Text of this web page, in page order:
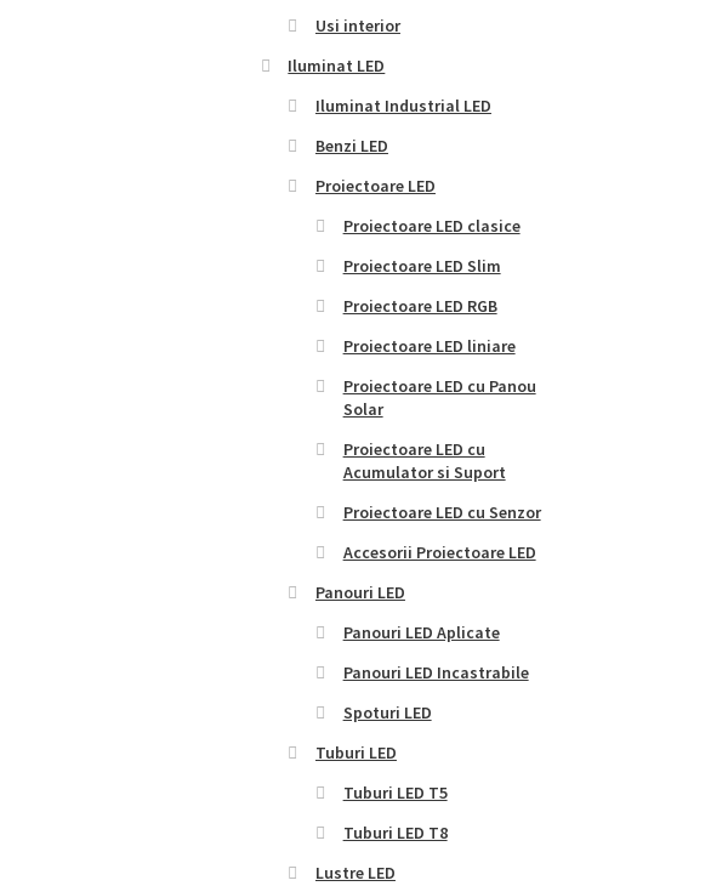
Usi interior
Iluminat LED
Iluminat Industrial LED
Benzi LED
Proiectoare LED
Proiectoare LED clasice
Proiectoare LED Slim
Proiectoare LED RGB
Proiectoare LED liniare
Proiectoare LED cu Panou
Solar
Proiectoare LED cu
Acumulator si Suport
Proiectoare LED cu Senzor
Accesorii Proiectoare LED
Panouri LED
Panouri LED Aplicate
Panouri LED Incastrabile
Spoturi LED
Tuburi LED
Tuburi LED T5
Tuburi LED T8
Lustre LED